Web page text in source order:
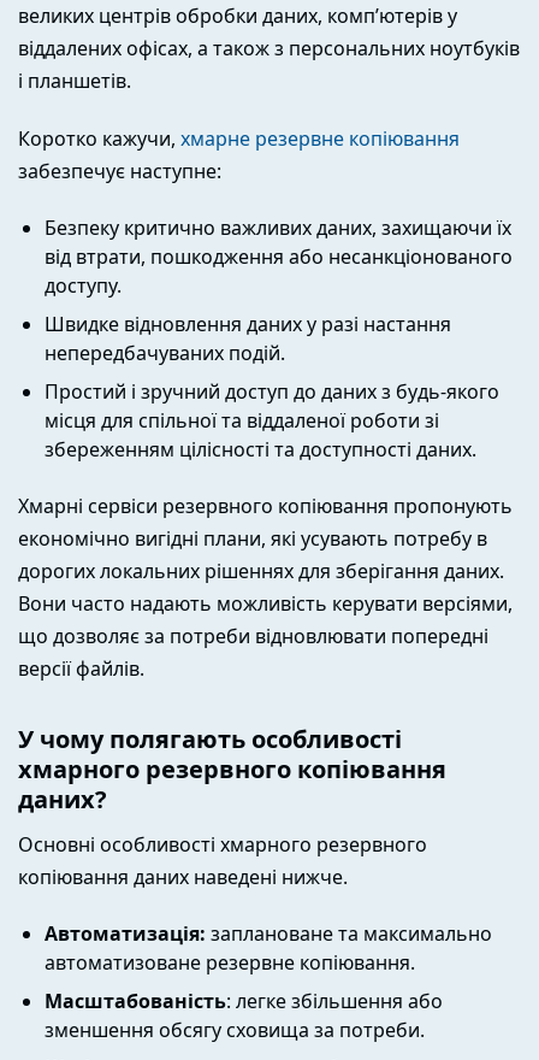
великих центрів обробки даних, комп’ютерів у
віддалених офісах, а також з персональних ноутбуків
і планшетів.
Коротко кажучи, хмарне резервне копіювання
забезпечує наступне:
Безпеку критично важливих даних, захищаючи їх
від втрати, пошкодження або несанкціонованого
доступу.
Швидке відновлення даних у разі настання
непередбачуваних подій.
Простий і зручний доступ до даних з будь-якого
місця для спільної та віддаленої роботи зі
збереженням цілісності та доступності даних.
Хмарні сервіси резервного копіювання пропонують
економічно вигідні плани, які усувають потребу в
дорогих локальних рішеннях для зберігання даних.
Вони часто надають можливість керувати версіями,
що дозволяє за потреби відновлювати попередні
версії файлів.
У чому полягають особливості
хмарного резервного копіювання
даних?
Основні особливості хмарного резервного
копіювання даних наведені нижче.
Автоматизація: заплановане та максимально
автоматизоване резервне копіювання.
Масштабованість: легке збільшення або
зменшення обсягу сховища за потреби.